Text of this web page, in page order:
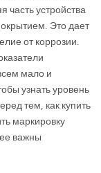
часть устройства
Это дает
от коррозии.
мало и
узнать уровень
тем, как купить
маркировку
важны